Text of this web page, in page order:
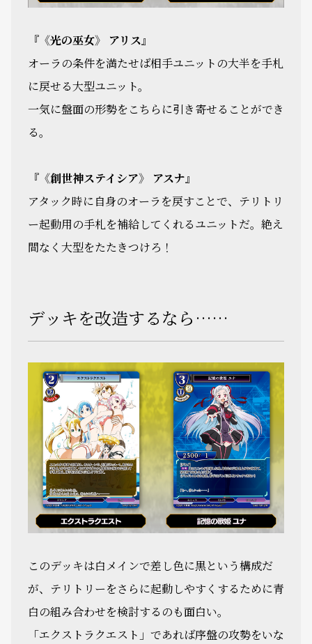
『《光の巫女》 アリス』
オーラの条件を満たせば相手ユニットの大半を手札
に戻せる大型ユニット。
一気に盤面の形勢をこちらに引き寄せることができ
る。
『《創世神ステイシア》 アスナ』
アタック時に自身のオーラを戻すことで、テリトリ
ー起動用の手札を補給してくれるユニットだ。絶え
間なく大型をたたきつけろ！
デッキを改造するなら……
このデッキは白メインで差し色に黒という構成だ
が、テリトリーをさらに起動しやすくするために青
白の組み合わせを検討するのも面白い。
「エクストラクエスト」であれば序盤の攻勢をいな